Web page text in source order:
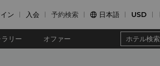
ン 入会 予約検索  日本語 USD
リー オファー ホテル検索